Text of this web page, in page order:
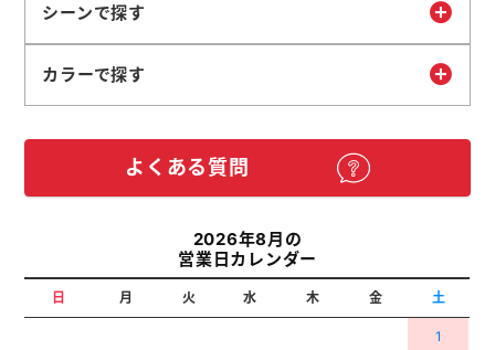
シーンで探す
カラーで探す
よくある質問
2026年8月の
営業日カレンダー
日 月 火 水 木 金 土
1